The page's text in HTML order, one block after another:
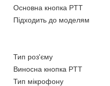
Основна кнопка PTT
Підходить до моделям
Тип роз'єму
Виносна кнопка PTT
Тип мікрофону